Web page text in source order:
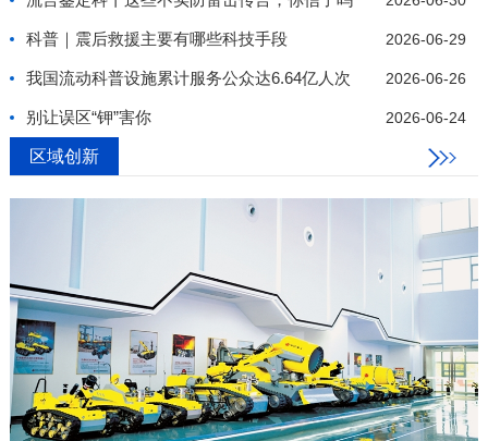
科普｜震后救援主要有哪些科技手段 2026-06-29
我国流动科普设施累计服务公众达6.64亿人次 2026-06-26
别让误区“钾”害你 2026-06-24
区域创新